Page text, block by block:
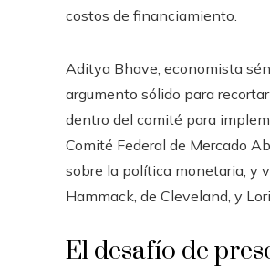
costos de financiamiento.
Aditya Bhave, economista
argumento sólido para
dentro del comité para
Comité Federal de Mercado
sobre la política monetaria, y
Hammack, de Cleveland, y
El desafío de